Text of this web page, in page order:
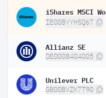
IE00BYYHSQ67
Allianz SE
DE0008404005
Unilever PLC
GB00BVZK7T90